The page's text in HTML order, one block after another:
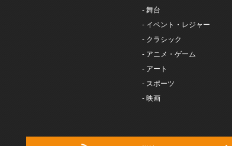
- 舞台
- イベント・レジャー
- クラシック
- アニメ・ゲーム
- アート
- スポーツ
- 映画